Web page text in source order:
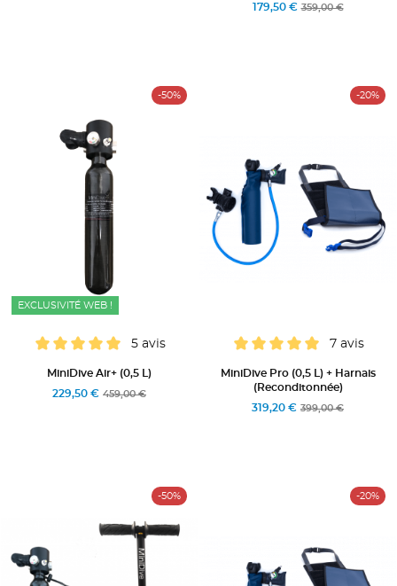
179,50 € 359,00 €
-50%
EXCLUSIVITÉ WEB !
5 avis
MiniDive Air+ (0,5 L)
229,50 € 459,00 €
-20%
7 avis
MiniDive Pro (0,5 L) + Harnais
(Reconditonnée)
319,20 € 399,00 €
-50% -20%